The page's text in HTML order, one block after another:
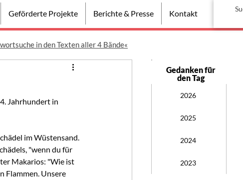
Geförderte Projekte Berichte & Presse Kontakt
Jahrhundert in
im Wüstensand.
"wenn du für
Makarios: "Wie ist
Flammen. Unsere
Gedanken für
den Tag
2026
2025
2024
2023
in den Texten aller 4 Bände«